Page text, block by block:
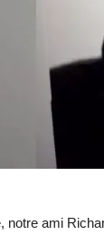
notre ami